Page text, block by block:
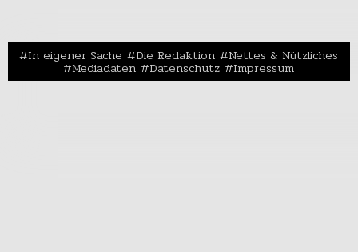
In eigener Sache Die Redaktion Nettes & Nützliches
Mediadaten Datenschutz Impressum